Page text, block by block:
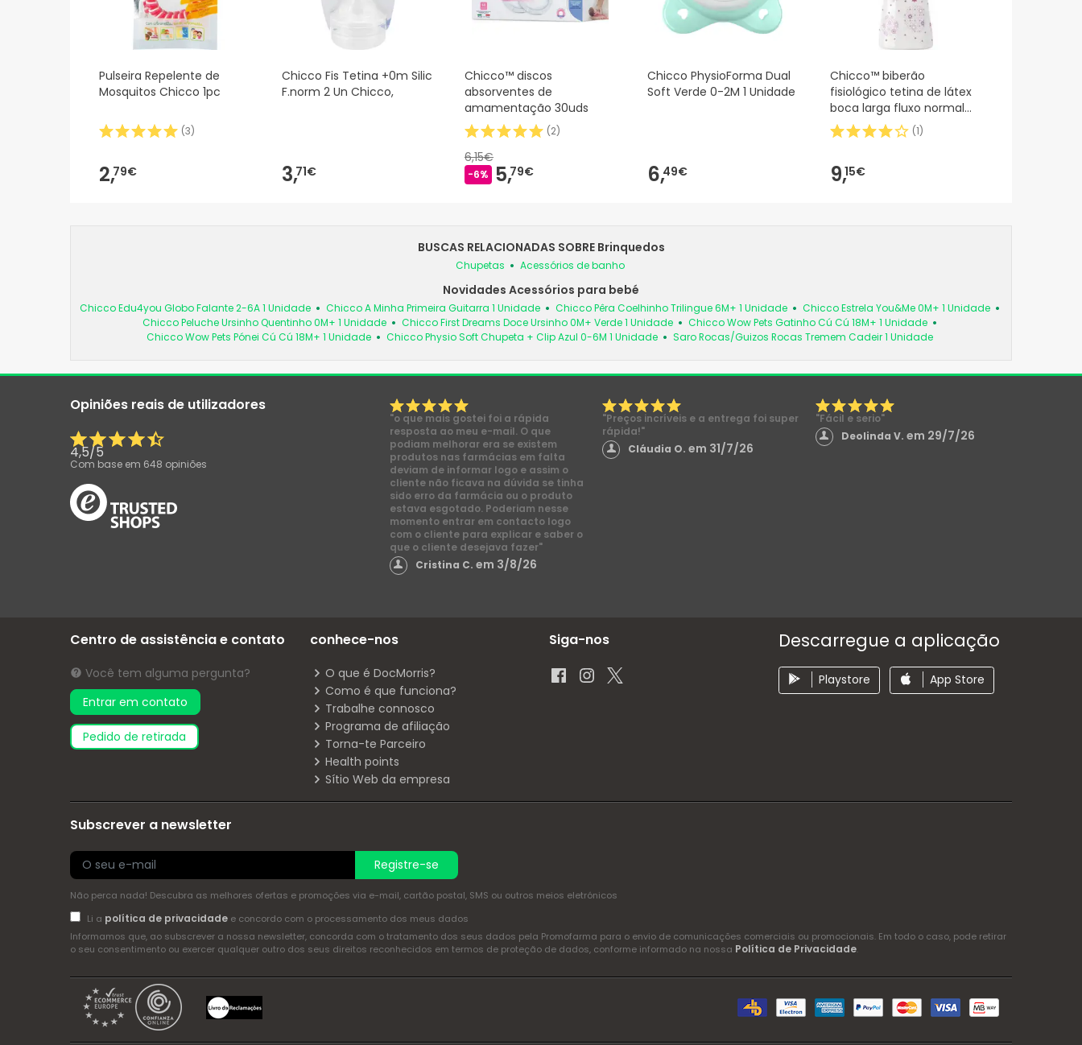
Pulseira Repelente de
Mosquitos Chicco 1pc
(3)
2,79€
Chicco Fis Tetina +0m Silic
F.norm 2 Un Chicco,
3,71€
Chicco™ discos
absorventes de
amamentação 30uds
(2)
6,15€
-6% 5,79€
Chicco PhysioForma Dual
Soft Verde 0-2M 1 Unidade
6,49€
Chicco™ biberão
fisiológico tetina de látex
boca larga fluxo normal
rosa 150ml 1ud
(1)
9,15€
BUSCAS RELACIONADAS SOBRE Brinquedos
Chupetas Acessórios de banho
Novidades Acessórios para bebé
Chicco Edu4you Globo Falante 2-6A 1 Unidade Chicco A Minha Primeira Guitarra 1 Unidade Chicco Pêra Coelhinho Trilingue 6M+ 1 Unidade
Chicco Estrela You&Me 0M+ 1 Unidade
Chicco Peluche Ursinho Quentinho 0M+ 1 Unidade
Chicco First Dreams Doce Ursinho 0M+ Verde 1 Unidade
Chicco Wow Pets Gatinho Cú Cú 18M+ 1 Unidade
Chicco Wow Pets Pónei Cú Cú 18M+ 1 Unidade
Chicco Physio Soft Chupeta + Clip Azul 0-6M 1 Unidade Saro Rocas/Guizos Rocas Tremem Cadeir 1 Unidade
Opiniões reais de utilizadores
4,5/5
Com base em 648 opiniões
"o que mais gostei foi a rápida
resposta ao meu e-mail. O que
podiam melhorar era se existem
produtos nas farmácias em falta
deviam de informar logo e assim o
cliente não ficava na dúvida se tinha
sido erro da farmácia ou o produto
estava esgotado. Poderiam nesse
momento entrar em contacto logo
com o cliente para explicar e saber o
que o cliente desejava fazer"
Cristina C. em 3/8/26
"Preços incríveis e a entrega foi super
rápida!"
Cláudia O.em 31/7/26
"Fácil e serio"
Deolinda V. em 29/7/26
Centro de assistência e contato
Você tem alguma pergunta?
Entrar em contato
pedido de retirada
conhece-nos
O que é DocMorris?
Como é que funciona?
Trabalhe connosco
Programa de afiliação
Torna-te Parceiro
Health points
Sítio Web da empresa
Siga-nos Descarregue a aplicação
Playstore App Store
Subscrever a newsletter
Registre-se
Não perca nada! Descubra as melhores ofertas e promoções via e-mail, cartão postal, SMS ou outros meios eletrónicos
Li a política de privacidadee concordo com o processamento dos meus dados
Informamos que, ao subscrever a nossa newsletter, concorda com o tratamento dos seus dados pela Promofarma para o envio de comunicações comerciais ou promocionais. Em todo o caso, pode retirar
o seu consentimento ou exercer qualquer outro dos seus direitos reconhecidos em termos de proteção de dados, conforme informado na nossa Política de Privacidade.